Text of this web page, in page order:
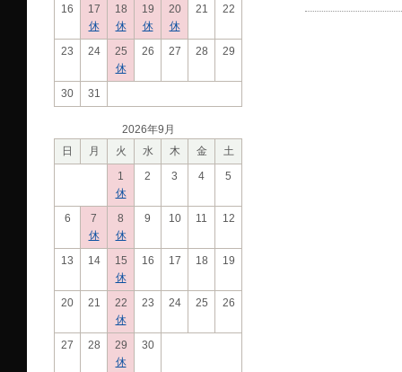
16
17
休
18
休
19
休
20
休
21 22
23 24
25
休
26 27 28 29
30 31
2026年9月
日
月 火 水 木 金
土
1
休
2 3 4 5
6
7
休
8
休
9 10 11 12
13 14
15
休
16 17 18 19
20 21
22
休
23 24 25 26
27 28
29
休
30